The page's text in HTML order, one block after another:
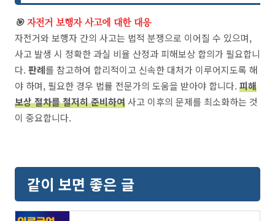
🎯자전거 보행자 사고에 대한 대응
자전거와 보행자 간의 사고는 법적 분쟁으로 이어질 수 있으며,
사고 발생 시 정확한 과실 비율 산정과 피해보상 합의가 필요합니
다. 판례를 참고하여 합리적이고 신속한 대처가 이루어지도록 해
야 하며, 필요한 경우 법률 전문가의 도움을 받아야 합니다. 피해
보상 절차를 철저히 준비하여사고 이후의 문제를 최소화하는 것
이 중요합니다.
같이 보면 좋은 글